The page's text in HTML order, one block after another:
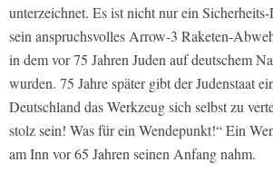
unterzeichnet. Es ist nicht nur ein
sein anspruchsvolles Arrow-3 Raketen-
in dem vor 75 Jahren Juden auf deutschem
wurden. 75 Jahre später gibt der Judenstaat
Deutschland das Werkzeug sich selbst zu
stolz sein! Was für ein Wendepunkt!“ Ein
am Inn vor 65 Jahren seinen Anfang nahm.